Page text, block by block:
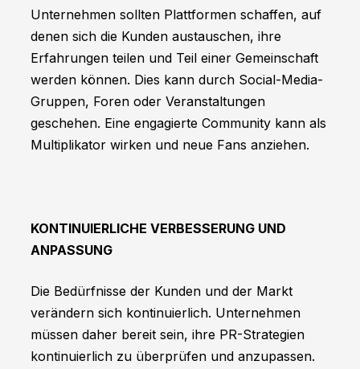
Unternehmen sollten Plattformen schaffen, auf
denen sich die Kunden austauschen, ihre
Erfahrungen teilen und Teil einer Gemeinschaft
werden können. Dies kann durch Social-Media-
Gruppen, Foren oder Veranstaltungen
geschehen. Eine engagierte Community kann als
Multiplikator wirken und neue Fans anziehen.
KONTINUIERLICHE VERBESSERUNG UND
ANPASSUNG
Die Bedürfnisse der Kunden und der Markt
verändern sich kontinuierlich. Unternehmen
müssen daher bereit sein, ihre PR-Strategien
kontinuierlich zu überprüfen und anzupassen.